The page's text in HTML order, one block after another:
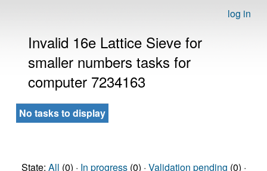
log in
Invalid 16e Lattice Sieve for
smaller numbers tasks for
computer 7234163
No tasks to display
State: All (0) · In progress(0) · Validation pending (0) ·